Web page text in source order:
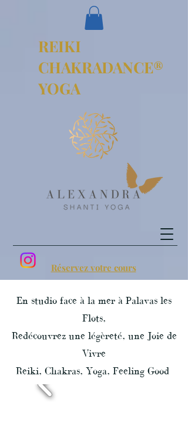
REIKI
CHAKRADANCE®
YOGA
Réservez votre cours
En studio face à la mer à Palavas les
Flots,
Redécouvrezune légèreté, une Joie de
Vivre
Reiki, Chakras, Yoga, Feeling Good